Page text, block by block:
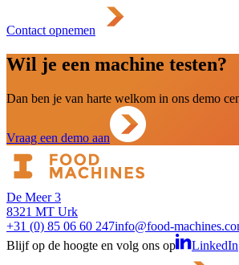
Contact opnemen
Wil je een machine testen?
Dan ben je van harte welkom in ons demo
Vraag een demo aan
De Meer 3
8321 MT Urk
+31 (0) 85 06 60 247info@food-
Blijf op de hoogte en volg ons op
LinkedIn